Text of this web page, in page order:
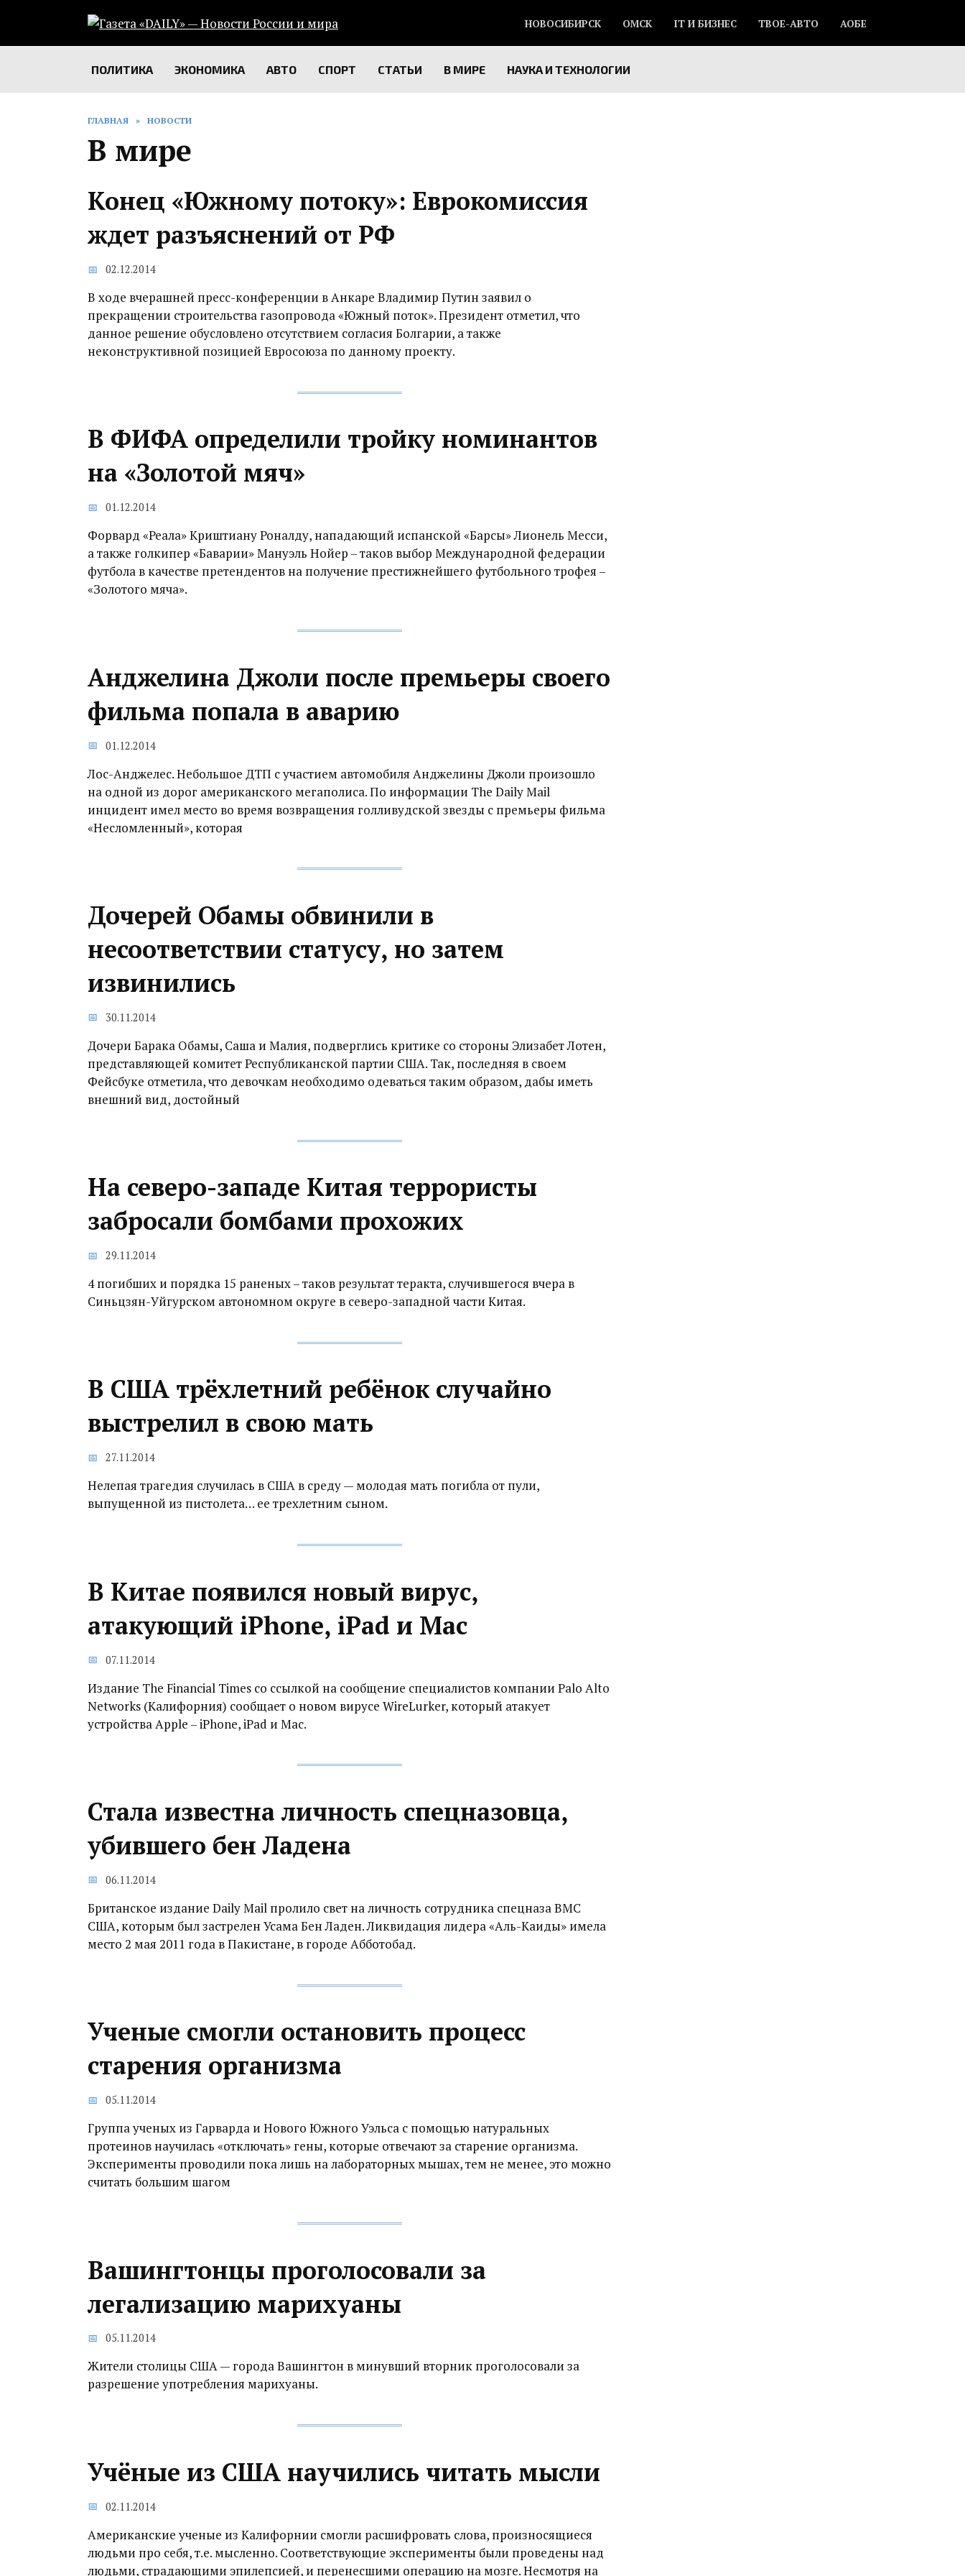
содержанию
НОВОСИБИРСК ОМСК IT И БИЗНЕС ТВОЕ-АВТО АОБЕ
ПОЛИТИКА ЭКОНОМИКА АВТО СПОРТ СТАТЬИ В МИРЕ НАУКА И ТЕХНОЛОГИИ
ГЛАВНАЯ » НОВОСТИ
В мире
Конец «Южному потоку»: Еврокомиссия
ждет разъяснений от РФ
02.12.2014
В ходе вчерашней пресс-конференции в Анкаре Владимир Путин заявил о
прекращении строительства газопровода «Южный поток». Президент отметил, что
данное решение обусловлено отсутствием согласия Болгарии, а также
неконструктивной позицией Евросоюза по данному проекту.
В ФИФА определили тройку номинантов
на «Золотой мяч»
01.12.2014
Форвард «Реала» Криштиану Роналду, нападающий испанской «Барсы» Лионель Месси,
а также голкипер «Баварии» Мануэль Нойер – таков выбор Международной федерации
футбола в качестве претендентов на получение престижнейшего футбольного трофея –
«Золотого мяча».
Анджелина Джоли после премьеры своего
фильма попала в аварию
01.12.2014
Лос-Анджелес. Небольшое ДТП с участием автомобиля Анджелины Джоли произошло
на одной из дорог американского мегаполиса. По информации The Daily Mail
инцидент имел место во время возвращения голливудской звезды с премьеры фильма
«Несломленный», которая
Дочерей Обамы обвинили в
несоответствии статусу, но затем
извинились
30.11.2014
Дочери Барака Обамы, Саша и Малия, подверглись критике со стороны Элизабет Лотен,
представляющей комитет Республиканской партии США. Так, последняя в своем
Фейсбуке отметила, что девочкам необходимо одеваться таким образом, дабы иметь
внешний вид, достойный
На северо-западе Китая террористы
забросали бомбами прохожих
29.11.2014
4 погибших и порядка 15 раненых – таков результат теракта, случившегося вчера в
Синьцзян-Уйгурском автономном округе в северо-западной части Китая.
В США трёхлетний ребёнок случайно
выстрелил в свою мать
27.11.2014
Нелепая трагедия случилась в США в среду — молодая мать погибла от пули,
выпущенной из пистолета… ее трехлетним сыном.
В Китае появился новый вирус,
атакующий iPhone, iPad и Mac
07.11.2014
Издание The Financial Times со ссылкой на сообщение специалистов компании Palo Alto
Networks (Калифорния) сообщает о новом вирусе WireLurker, который атакует
устройства Apple – iPhone, iPad и Mac.
Стала известна личность спецназовца,
убившего бен Ладена
06.11.2014
Британское издание Daily Mail пролило свет на личность сотрудника спецназа ВМС
США, которым был застрелен Усама Бен Ладен. Ликвидация лидера «Аль-Каиды» имела
место 2 мая 2011 года в Пакистане, в городе Абботобад.
Ученые смогли остановить процесс
старения организма
05.11.2014
Группа ученых из Гарварда и Нового Южного Уэльса с помощью натуральных
протеинов научилась «отключать» гены, которые отвечают за старение организма.
Эксперименты проводили пока лишь на лабораторных мышах, тем не менее, это можно
считать большим шагом
Вашингтонцы проголосовали за
легализацию марихуаны
05.11.2014
Жители столицы США — города Вашингтон в минувший вторник проголосовали за
разрешение употребления марихуаны.
Учёные из США научились читать мысли
02.11.2014
Американские ученые из Калифорнии смогли расшифровать слова, произносящиеся
людьми про себя, т.е. мысленно. Соответствующие эксперименты были проведены над
людьми, страдающими эпилепсией, и перенесшими операцию на мозге. Несмотря на